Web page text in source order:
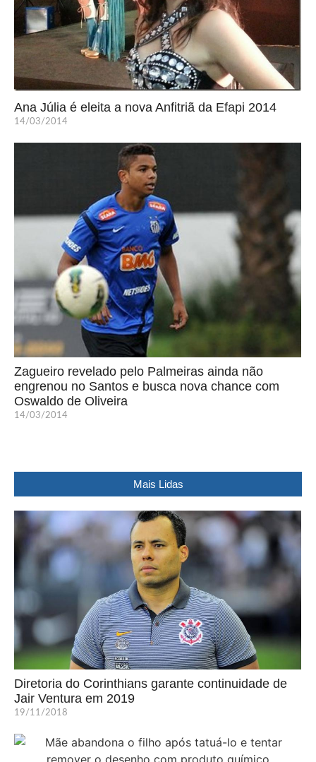
Ana Júlia é eleita a nova Anfitriã da Efapi 2014
14/03/2014
Zagueiro revelado pelo Palmeiras ainda não
engrenou no Santos e busca nova chance com
Oswaldo de Oliveira
14/03/2014
Mais Lidas
Diretoria do Corinthians garante continuidade de
Jair Ventura em 2019
19/11/2018